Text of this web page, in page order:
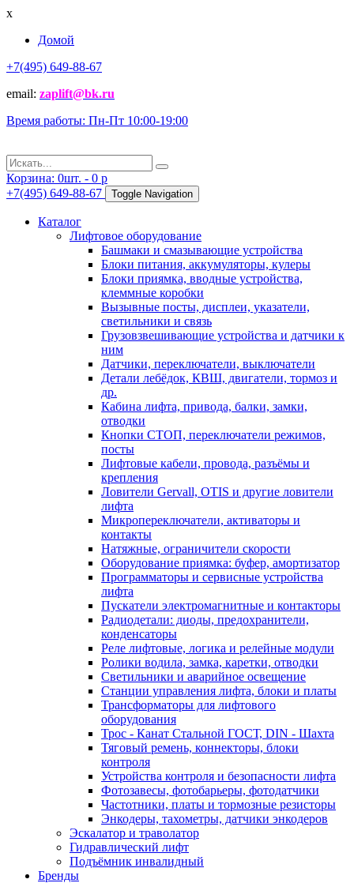
x
Домой
+7(495) 649-88-67
email: zaplift@bk.ru
Время работы: Пн-Пт 10:00-19:00
Корзина: 0шт. - 0 p
+7(495) 649-88-67
Toggle Navigation
Каталог
Лифтовое оборудование
Башмаки и смазывающие устройства
Блоки питания, аккумуляторы, кулеры
Блоки приямка, вводные устройства,
клеммные коробки
Вызывные посты, дисплеи, указатели,
светильники и связь
Грузовзвешивающие устройства и датчики к
ним
Датчики, переключатели, выключатели
Детали лебёдок, КВШ, двигатели, тормоз и
др.
Кабина лифта, привода, балки, замки,
отводки
Кнопки СТОП, переключатели режимов,
посты
Лифтовые кабели, провода, разъёмы и
крепления
Ловители Gervall, OTIS и другие ловители
лифта
Микропереключатели, активаторы и
контакты
Натяжные, ограничители скорости
Оборудование приямка: буфер, амортизатор
Программаторы и сервисные устройства
лифта
Пускатели электромагнитные и контакторы
Радиодетали: диоды, предохранители,
конденсаторы
Реле лифтовые, логика и релейные модули
Ролики водила, замка, каретки, отводки
Светильники и аварийное освещение
Станции управления лифта, блоки и платы
Трансформаторы для лифтового
оборудования
Трос - Канат Стальной ГОСТ, DIN - Шахта
Тяговый ремень, коннекторы, блоки
контроля
Устройства контроля и безопасности лифта
Фотозавесы, фотобарьеры, фотодатчики
Частотники, платы и тормозные резисторы
Энкодеры, тахометры, датчики энкодеров
Эскалатор и траволатор
Гидравлический лифт
Подъёмник инвалидный
Бренды